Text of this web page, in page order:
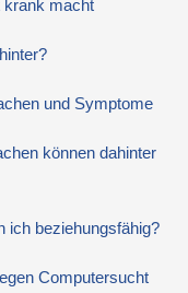
krank macht
und Symptome
können dahinter
ich beziehungsfähig?
Computersucht